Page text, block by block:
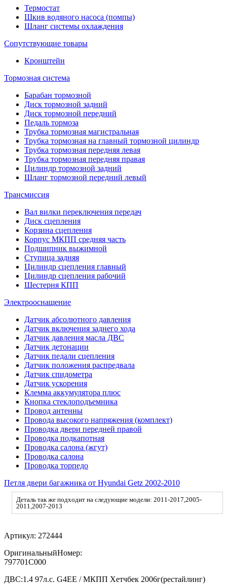
Термостат
Шкив водяного насоса (помпы)
Шланг системы охлаждения
Сопутствующие товары
Кронштейн
Тормозная система
Барабан тормозной
Диск тормозной задний
Диск тормозной передний
Педаль тормоза
Трубка тормозная магистральная
Трубка тормозная на главный тормозной цилиндр
Трубка тормозная передняя левая
Трубка тормозная передняя правая
Цилиндр тормозной задний
Шланг тормозной передний левый
Трансмиссия
Вал вилки переключения передач
Диск сцепления
Корзина сцепления
Корпус МКПП средняя часть
Подшипник выжимной
Ступица задняя
Цилиндр сцепления главный
Цилиндр сцепления рабочий
Шестерня КПП
Электрооснащение
Датчик абсолютного давления
Датчик включения заднего хода
Датчик давления масла ДВС
Датчик детонации
Датчик педали сцепления
Датчик положения распредвала
Датчик спидометра
Датчик ускорения
Клемма аккумулятора плюс
Кнопка стеклоподъемника
Провод антенны
Провода высокого напряжения (комплект)
Проводка двери передней правой
Проводка подкапотная
Проводка салона (жгут)
Проводка салона
Проводка торпедо
Петля двери багажника от Hyundai Getz 2002-2010
Деталь так же подходит на следующие модели: 2011-2017,2005-
2011,2007-2013
Артикул: 272444
ОригинальныйНомер:
797701C000
ДВС:1.4 97л.с. G4EE / МКПП Хетчбек 2006г(рестайлинг)